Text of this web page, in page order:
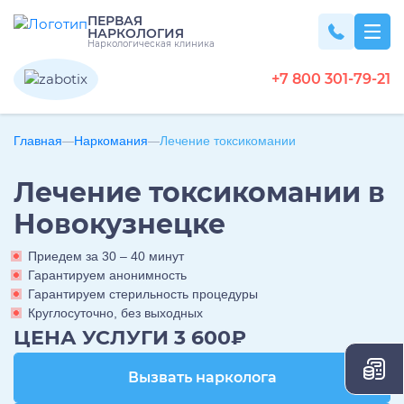
ПЕРВАЯ
НАРКОЛОГИЯ
Наркологическая клиника
+7 800 301-79-21
Вывод из запоя
Вывод из запоя на дому
Вывод из запоя в стационаре
Капельница от запоя
Капельница от алкоголя
Детокс капельница
Вызов нарколога на дом
Детоксикация алкоголиков
Экстренное вытрезвление
Наркомания
Лечение наркомании
Снятие ломки
Кодирование наркозависимости
УБОД
Нарколог на дом
Консультация нарколога
Алкоголизм
Лечение алкоголизма
Лечение алкоголизма в домашних условиях
Лечение алкоголизма круглосуточно
Кодирование
Кодирование от алкоголизма
Похмелье
Главная Наркомания Лечение токсикомании
Лечение токсикомании в
Новокузнецке
Приедем за 30 – 40 минут
Гарантируем анонимность
Гарантируем стерильность процедуры
Круглосуточно, без выходных
ЦЕНА УСЛУГИ 3 600₽
Вызвать нарколога
Вызвать нарколога